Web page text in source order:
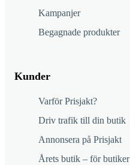
Kampanjer
Begagnade produkter
Kunder
Varför Prisjakt?
Driv trafik till din butik
Annonsera på Prisjakt
Årets butik – för butiker